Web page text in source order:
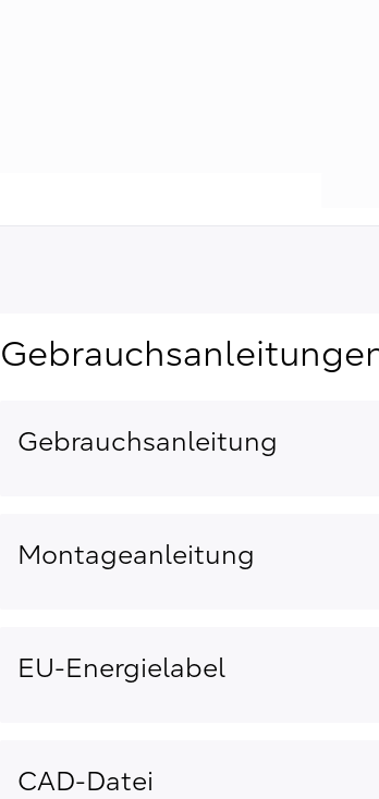
Gebrauchsanleitung
Montageanleitung
EU-Energielabel
CAD-Datei